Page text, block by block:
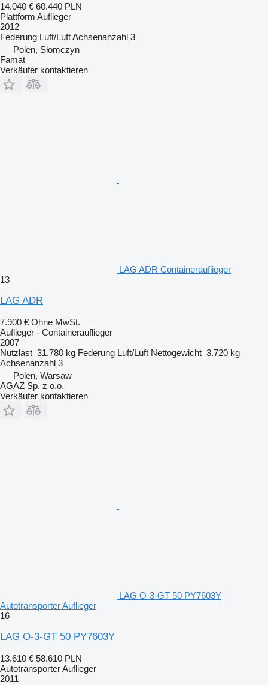
14.040 € 60.440 PLN
Plattform Auflieger
2012
Federung Luft/LuftAchsenanzahl 3
Polen, Słomczyn
Famat
Verkäufer kontaktieren
LAG ADR Containerauflieger
13
LAG ADR
7.900 € Ohne MwSt.
Auflieger - Containerauflieger
2007
Nutzlast 31.780 kg Federung Luft/Luft Nettogewicht 3.720 kg
Achsenanzahl 3
Polen, Warsaw
AGAZ Sp. z o.o.
Verkäufer kontaktieren
LAG O-3-GT 50 PY7603Y
Autotransporter Auflieger
16
LAG O-3-GT 50 PY7603Y
13.610 € 58.610 PLN
Autotransporter Auflieger
2011